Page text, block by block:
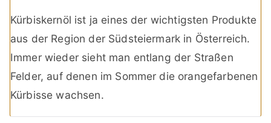
Kürbiskernöl ist ja eines der wichtigsten Produkte
aus der Region der Südsteiermark in Österreich.
Immer wieder sieht man entlang der Straßen
Felder, auf denen im Sommer die orangefarbenen
Kürbisse wachsen.